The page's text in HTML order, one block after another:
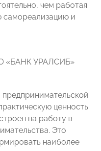
чем работая
самореализацию и
«БАНК УРАЛСИБ»
ценность
на работу в
Это
наиболее